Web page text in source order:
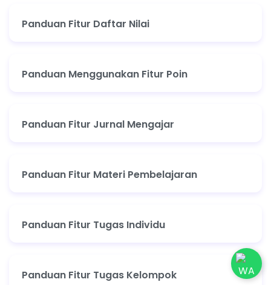
Panduan Fitur Daftar Nilai
Panduan Menggunakan Fitur Poin
Panduan Fitur Jurnal Mengajar
Panduan Fitur Materi Pembelajaran
Panduan Fitur Tugas Individu
Panduan Fitur Tugas Kelompok